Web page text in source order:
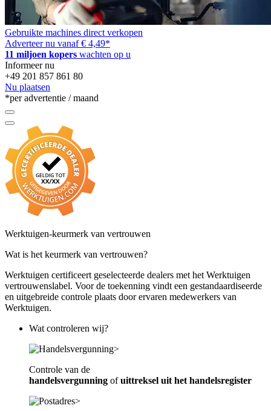
Genie Z30-20N
Genie Z30/20N Rj
Genie Z33/18
Genie Z34/22 Dc
Genie Z34/22 Ic 2Wd
Genie Z40/23N Rj
Genie Z45 Dc
Genie Z45-25 Rt
Genie Z45/25 Dc
Genie Z45/25J Rt
Genie Z60-34
Genie Z80/60 Rt
Gebruikte machines direct verkopen
Adverteer nu vanaf € 4,49*
11 miljoen kopers wachten op u
Informeer nu
+49 201 857 861 80
Nu plaatsen
*per advertentie / maand
Werktuigen-keurmerk van vertrouwen
Wat is het keurmerk van vertrouwen?
Werktuigen certificeert geselecteerde dealers met het Werktuigen
vertrouwenslabel. Voor de toekenning vindt een gestandaardiseerde
en uitgebreide controle plaats door ervaren medewerkers van
Werktuigen.
Wat controleren wij?
Controle van de
handelsvergunning ofuittreksel uit het handelsregister